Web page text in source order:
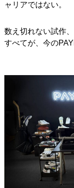
ャリアではない。
数え切れない試作
すべてが、今の